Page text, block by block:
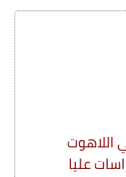
اللاهوت
عليا